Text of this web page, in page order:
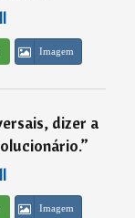
Imagem
dizer a
”
Imagem